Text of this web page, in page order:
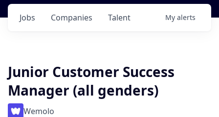
Jobs Companies Talent My alerts
Junior Customer Success
Manager (all genders)
Wemolo